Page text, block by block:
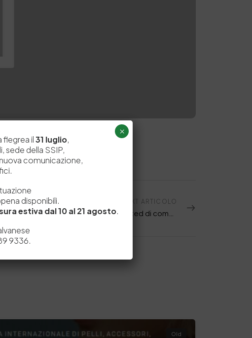
NEXT ARTICOLO
Old
flegrea il31 luglio,
sede della SSIP,
comunicazione,
disponibili.
estiva dal 10 al 21 agosto.
9336.
×